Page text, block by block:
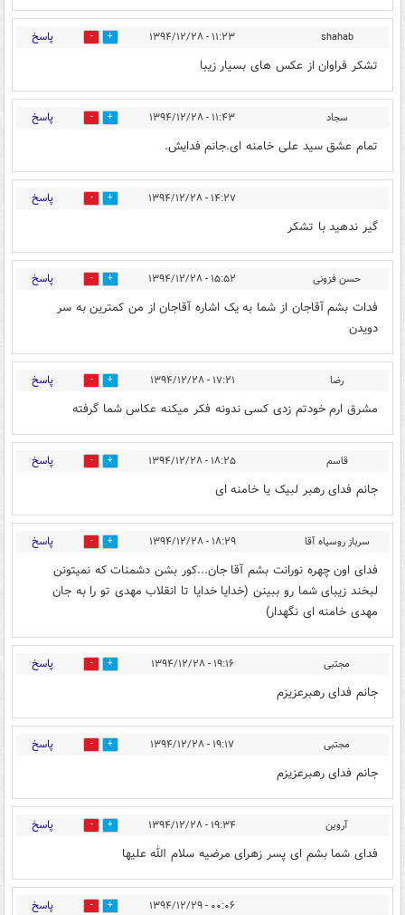
shahab ۱۱:۲۳ - ۱۳۹۴/۱۲/۲۸ 0 پاسخ
تشکر فراوان از عکس های بسیار زیبا
سجاد ۱۱:۴۳ - ۱۳۹۴/۱۲/۲۸ 0 پاسخ
تمام عشق سید علی خامنه ای.جانم فدایش.
۱۴:۲۷ - ۱۳۹۴/۱۲/۲۸ 0 پاسخ
گیر ندهید با تشکر
حسن فزونی ۱۵:۵۲ - ۱۳۹۴/۱۲/۲۸ 0 پاسخ
فدات بشم آقاجان از شما به یک اشاره آقاجان از من کمترین به سر
دویدن
رضا ۱۷:۲۱ - ۱۳۹۴/۱۲/۲۸ 0 پاسخ
مشرق ارم خودتم زدی کسی ندونه فکر میکنه عکاس شما گرفته
قاسم ۱۸:۲۵ - ۱۳۹۴/۱۲/۲۸ 0 پاسخ
جانم فدای رهبر لبیک یا خامنه ای
سرباز روسیاه آقا ۱۸:۲۹ - ۱۳۹۴/۱۲/۲۸ 0 پاسخ
فدای اون چهره نورانت بشم آقا جان...کور بشن دشمنات که نمیتونن
لبخند زیبای شما رو ببینن (خدایا خدایا تا انقلاب مهدی تو را به جان
مهدی خامنه ای نگهدار)
مجتبی ۱۹:۱۶ - ۱۳۹۴/۱۲/۲۸ 0 پاسخ
جانم فدای رهبرعزیزم
مجتبی ۱۹:۱۷ - ۱۳۹۴/۱۲/۲۸ 0 پاسخ
جانم فدای رهبرعزیزم
آروین ۱۹:۳۴ - ۱۳۹۴/۱۲/۲۸ 0 پاسخ
فدای شما بشم ای پسر زهرای مرضیه سلام الله علیها
۰۰:۰۶ - ۱۳۹۴/۱۲/۲۹ 0 پاسخ